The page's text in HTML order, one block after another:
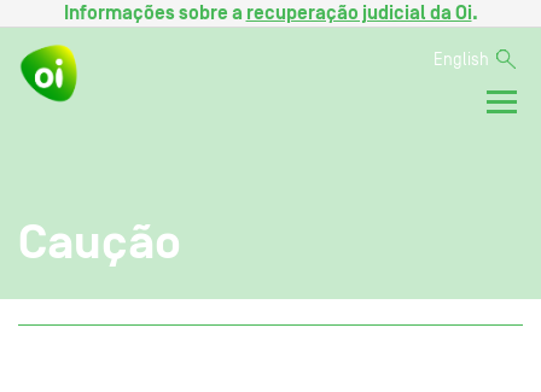
Informações sobre a recuperação judicial da Oi.
English
Caução